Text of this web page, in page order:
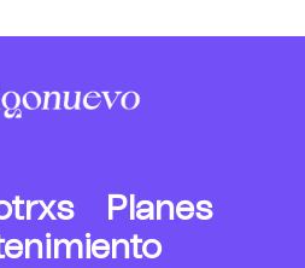
Planes